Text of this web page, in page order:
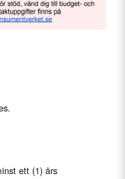
ett (1) års